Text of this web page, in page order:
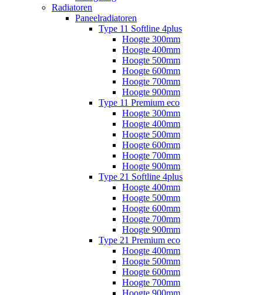
Radiatoren
Paneelradiatoren
Type 11 Softline 4plus
Hoogte 300mm
Hoogte 400mm
Hoogte 500mm
Hoogte 600mm
Hoogte 700mm
Hoogte 900mm
Type 11 Premium eco
Hoogte 300mm
Hoogte 400mm
Hoogte 500mm
Hoogte 600mm
Hoogte 700mm
Hoogte 900mm
Type 21 Softline 4plus
Hoogte 400mm
Hoogte 500mm
Hoogte 600mm
Hoogte 700mm
Hoogte 900mm
Type 21 Premium eco
Hoogte 400mm
Hoogte 500mm
Hoogte 600mm
Hoogte 700mm
Hoogte 900mm